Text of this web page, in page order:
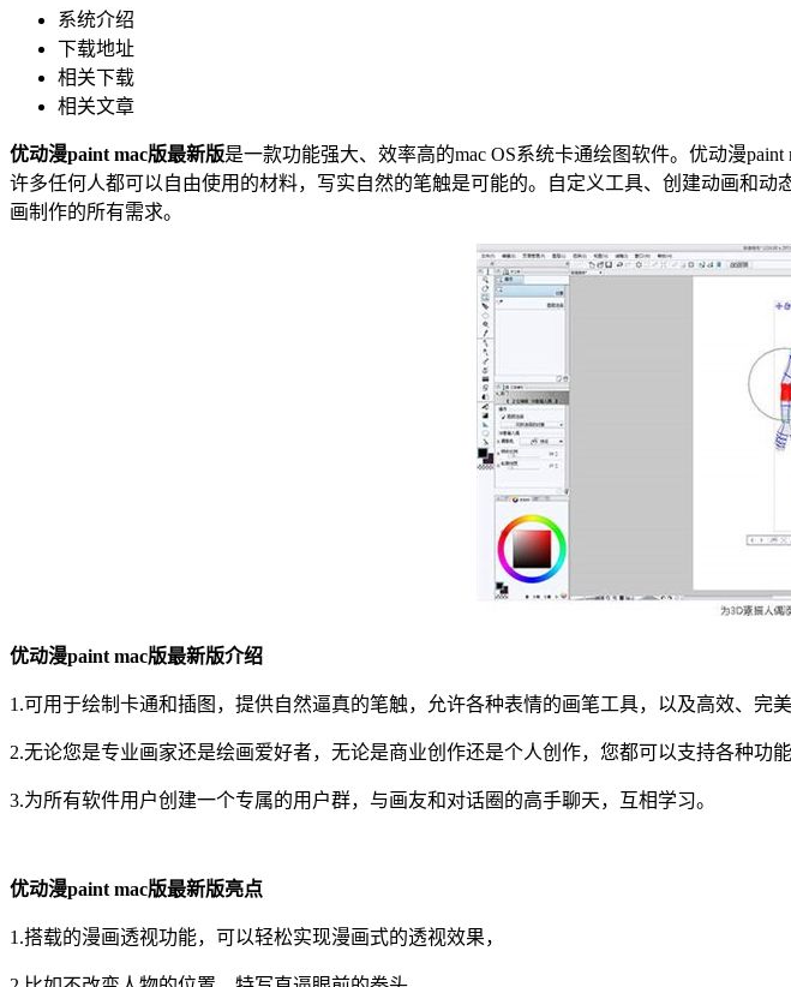
系统介绍
下载地址
相关下载
相关文章
优动漫paint mac版最新版是一款功能强大、效率高的mac OS系统卡通绘图软件。优动漫
许多任何人都可以自由使用的材料，写实自然的笔触是可能的。自定义工具、创建动画和
画制作的所有需求。
优动漫paint mac版最新版介绍
1.可用于绘制卡通和插图，提供自然逼真的笔触，允许各种表情的画笔工具，以及高效、完
2.无论您是专业画家还是绘画爱好者，无论是商业创作还是个人创作，您都可以支持各种功能
3.为所有软件用户创建一个专属的用户群，与画友和对话圈的高手聊天，互相学习。
优动漫paint mac版最新版亮点
1.搭载的漫画透视功能，可以轻松实现漫画式的透视效果，